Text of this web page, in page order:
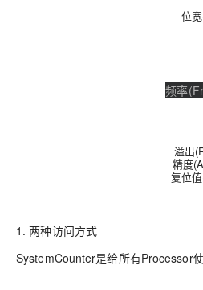
位
频率
溢出
精度
复位
1. 两种访问方式
SystemCounter是给所有Processor